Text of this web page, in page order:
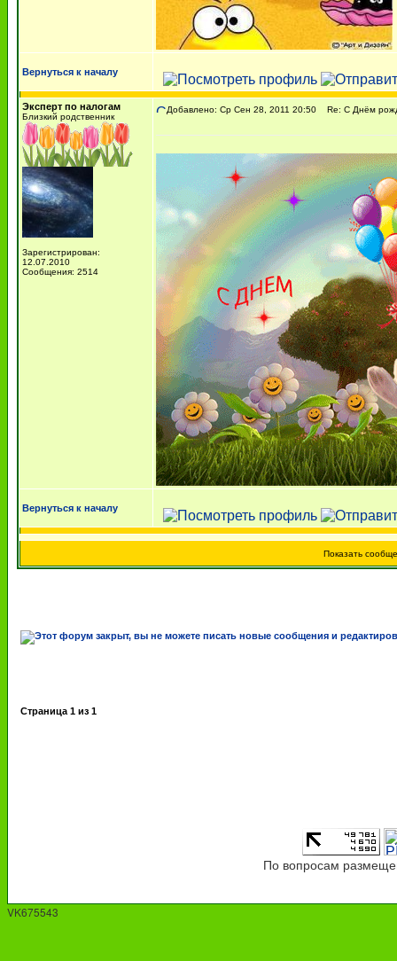
Вернуться к началу
Эксперт по налогам
Близкий родственник
Зарегистрирован:
12.07.2010
Сообщения: 2514
Добавлено: Ср Сен 28, 2011 20:50 Re: С Днём
Вернуться к началу
Показать
Страница 1 из 1
По вопросам
VK675543